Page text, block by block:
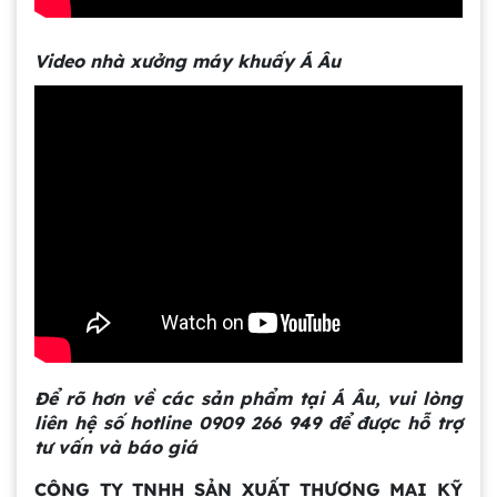
Video nhà xưởng máy khuấy Á Âu
Để rõ hơn về các sản phẩm tại Á Âu, vui lòng
liên hệ số hotline 0909 266 949để được hỗ trợ
tư vấn và báo giá
CÔNG TY TNHH SẢN XUẤT THƯƠNG MẠI KỸ
Bồn khuấy công nghiệp là gì? Ứng dụng, cấu
tạo và cách chọn mua hiệu quả
Bồn Khuấy Phụ Gia Sơn - Giải Pháp Tối Ưu
Cho Ngành Sơn Phủ